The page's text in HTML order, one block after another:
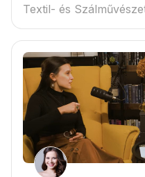
Textil- és